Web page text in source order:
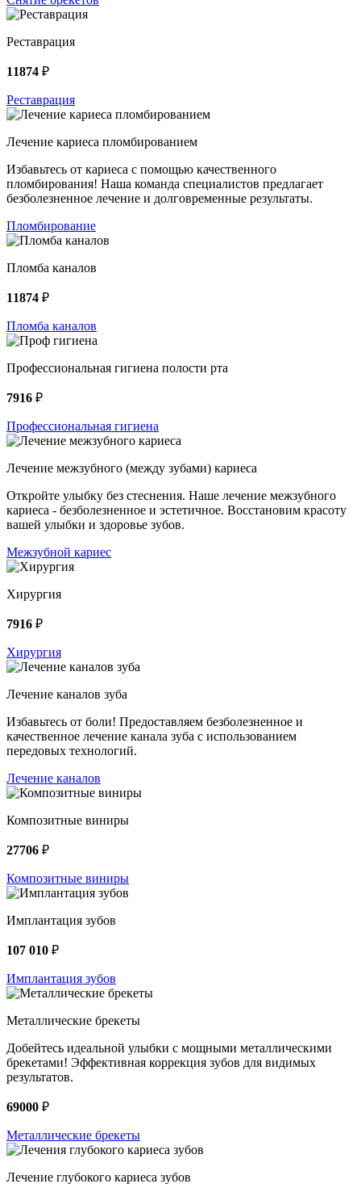
Реставрация
11874 ₽
Реставрация
Лечение кариеса пломбированием
Избавьтесь от кариеса с помощью качественного
пломбирования! Наша команда специалистов предлагает
безболезненное лечение и долговременные результаты.
Пломбирование
Пломба каналов
11874 ₽
Пломба каналов
Профессиональная гигиена полости рта
7916 ₽
Профессиональная гигиена
Лечение межзубного (между зубами) кариеса
Откройте улыбку без стеснения. Наше лечение межзубного
кариеса - безболезненное и эстетичное. Восстановим красоту
вашей улыбки и здоровье зубов.
Межзубной кариес
Хирургия
7916 ₽
Хирургия
Лечение каналов зуба
Избавьтесь от боли! Предоставляем безболезненное и
качественное лечение канала зуба с использованием
передовых технологий.
Лечение каналов
Композитные виниры
27706 ₽
Композитные виниры
Имплантация зубов
107 010 ₽
Имплантация зубов
Металлические брекеты
Добейтесь идеальной улыбки с мощными металлическими
брекетами! Эффективная коррекция зубов для видимых
результатов.
69000 ₽
Металлические брекеты
Лечение глубокого кариеса зубов